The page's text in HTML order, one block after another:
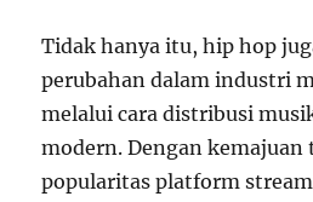
Tidak hanya itu, hip hop
perubahan dalam industri
melalui cara distribusi
modern. Dengan
popularitas platform